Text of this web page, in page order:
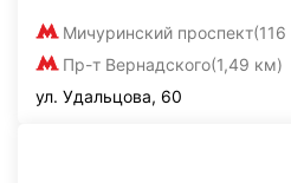
Мичуринский проспект
Пр-т Вернадского(1,49 км)
ул. Удальцова, 60